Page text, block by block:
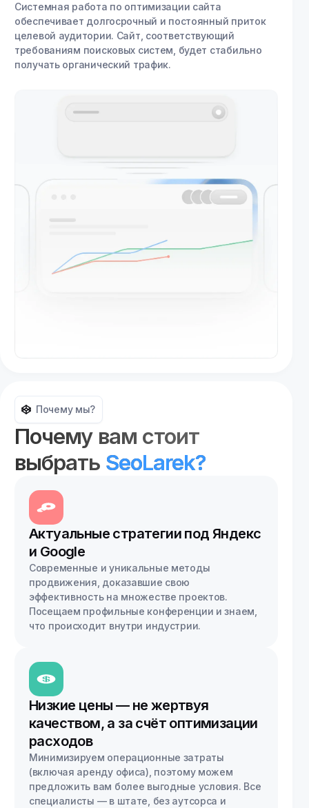
Системная работа по оптимизации сайта
обеспечивает долгосрочный и постоянный приток
целевой аудитории. Сайт, соответствующий
требованиям поисковых систем, будет стабильно
получать органический трафик.
Почему мы?
Почему вам стоит
выбрать SeoLarek?
Актуальные стратегии под Яндекс
и Google
Современные и уникальные методы
продвижения, доказавшие свою
эффективность на множестве проектов.
Посещаем профильные конференции и знаем,
что происходит внутри индустрии.
Низкие цены — не жертвуя
качеством, а за счёт оптимизации
расходов
Минимизируем операционные затраты
(включая аренду офиса), поэтому можем
предложить вам более выгодные условия. Все
специалисты — в штате, без аутсорса и